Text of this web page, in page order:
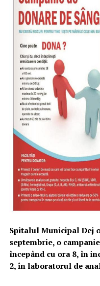
Spitalul Municipal Dej
septembrie, o
începând cu ora 8, în
2, în laboratorul de